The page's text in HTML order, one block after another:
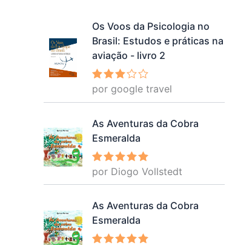
Os Voos da Psicologia no
Brasil: Estudos e práticas na
aviação - livro 2
Avalia
ção 3
por google travel
As Aventuras da Cobra
Esmeralda
Avaliação
5
por Diogo Vollstedt
As Aventuras da Cobra
Esmeralda